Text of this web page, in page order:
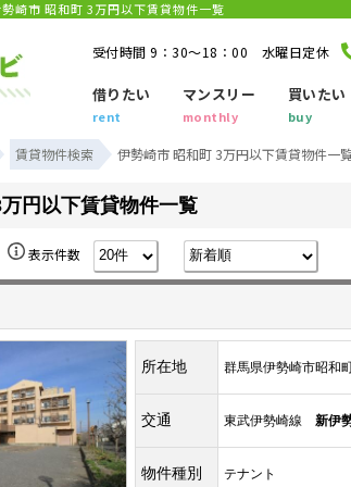
崎市 昭和町 3万円以下賃貸物件一覧
受付時間 9：30～18：00 水曜日定休
借りたい
rent
マンスリー
monthly
買いたい
buy
賃貸物件検索 伊勢崎市 昭和町 3万円以下賃貸物件一
円以下賃貸物件一覧
表示件数
所在地 群馬県伊勢崎市昭和
交通 東武伊勢崎線 新伊
物件種別 テナント